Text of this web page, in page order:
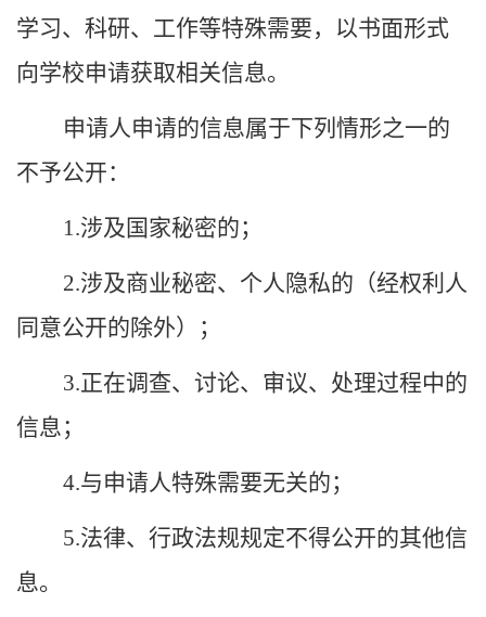
学习、科研、工作等特殊需要，以书面形式
向学校申请获取相关信息。
申请人申请的信息属于下列情形之一的
不予公开：
1.涉及国家秘密的；
2.涉及商业秘密、个人隐私的（经权利人
同意公开的除外）；
3.正在调查、讨论、审议、处理过程中的
信息；
4.与申请人特殊需要无关的；
5.法律、行政法规规定不得公开的其他信
息。